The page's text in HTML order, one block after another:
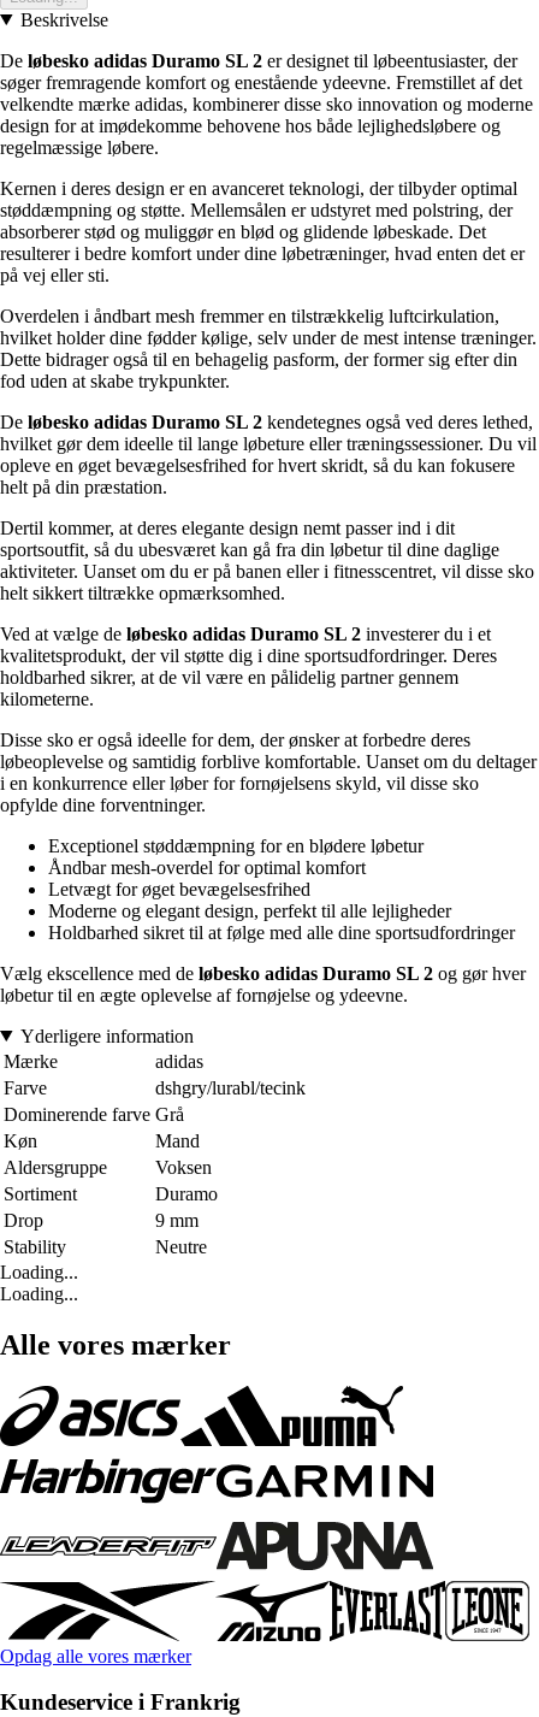
Beskrivelse
De løbesko adidas Duramo SL 2 er designet til løbeentusiaster, der
søger fremragende komfort og enestående ydeevne. Fremstillet af det
velkendte mærke adidas, kombinerer disse sko innovation og moderne
design for at imødekomme behovene hos både lejlighedsløbere og
regelmæssige løbere.
Kernen i deres design er en avanceret teknologi, der tilbyder optimal
støddæmpning og støtte. Mellemsålen er udstyret med polstring, der
absorberer stød og muliggør en blød og glidende løbeskade. Det
resulterer i bedre komfort under dine løbetræninger, hvad enten det er
på vej eller sti.
Overdelen i åndbart mesh fremmer en tilstrækkelig luftcirkulation,
hvilket holder dine fødder kølige, selv under de mest intense træninger.
Dette bidrager også til en behagelig pasform, der former sig efter din
fod uden at skabe trykpunkter.
De løbesko adidas Duramo SL 2 kendetegnes også ved deres lethed,
hvilket gør dem ideelle til lange løbeture eller træningssessioner. Du vil
opleve en øget bevægelsesfrihed for hvert skridt, så du kan fokusere
helt på din præstation.
Dertil kommer, at deres elegante design nemt passer ind i dit
sportsoutfit, så du ubesværet kan gå fra din løbetur til dine daglige
aktiviteter. Uanset om du er på banen eller i fitnesscentret, vil disse sko
helt sikkert tiltrække opmærksomhed.
Ved at vælge de løbesko adidas Duramo SL 2 investerer du i et
kvalitetsprodukt, der vil støtte dig i dine sportsudfordringer. Deres
holdbarhed sikrer, at de vil være en pålidelig partner gennem
kilometerne.
Disse sko er også ideelle for dem, der ønsker at forbedre deres
løbeoplevelse og samtidig forblive komfortable. Uanset om du deltager
i en konkurrence eller løber for fornøjelsens skyld, vil disse sko
opfylde dine forventninger.
Exceptionel støddæmpning for en blødere løbetur
Åndbar mesh-overdel for optimal komfort
Letvægt for øget bevægelsesfrihed
Moderne og elegant design, perfekt til alle lejligheder
Holdbarhed sikret til at følge med alle dine sportsudfordringer
Vælg ekscellence med de løbesko adidas Duramo SL 2 og gør hver
løbetur til en ægte oplevelse af fornøjelse og ydeevne.
Yderligere information
Mærke
adidas
Farve
dshgry/lurabl/tecink
Dominerende farve Grå
Køn
Mand
Aldersgruppe
Voksen
Sortiment
Duramo
Drop
9 mm
Stability
Neutre
Loading...
Loading...
Alle vores mærker
Opdag alle vores mærker
Kundeservice i Frankrig